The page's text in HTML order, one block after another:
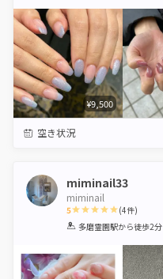
¥9,500
空き状況
miminail33
miminail
5
1 2 3 4 5
(4件)
多磨霊園駅から徒歩2分